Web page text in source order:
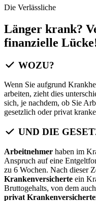
Die Verlässliche
Länger krank?
finanzielle
WOZU?
Wenn Sie aufgrund
arbeiten, zieht dies
sich, je nachdem, ob Sie
gesetzlich oder privat
UND DIE
Arbeitnehmer haben im
Anspruch auf eine
zu 6 Wochen. Nach dieser
Krankenversicherte ein
Bruttogehalts, von dem
privat